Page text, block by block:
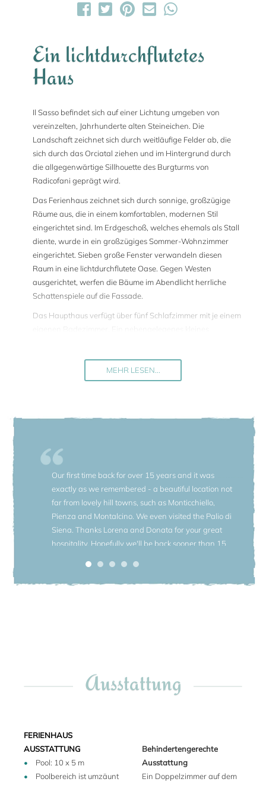
Ein lichtdurchflutetes
Haus
Il Sasso befindet sich auf einer Lichtung umgeben von
vereinzelten, Jahrhunderte alten Steineichen. Die
Landschaft zeichnet sich durch weitläufige Felder ab, die
sich durch das Orciatal ziehen und im Hintergrund durch
die allgegenwärtige Sillhouette des Burgturms von
Radicofani geprägt wird.
Das Ferienhaus zeichnet sich durch sonnige, großzügige
Räume aus, die in einem komfortablen, modernen Stil
eingerichtet sind. Im Erdgeschoß, welches ehemals als Stall
diente, wurde in ein großzügiges Sommer-Wohnzimmer
eingerichtet. Sieben große Fenster verwandeln diesen
Raum in eine lichtdurchflutete Oase. Gegen Westen
ausgerichtet, werfen die Bäume im Abendlicht herrliche
Schattenspiele auf die Fassade.
Das Haupthaus verfügt über fünf Schlafzimmer mit je einem
umgebaut und bietet zwei Schlafzimmer, zwei
Badezimmer, ein großes Wohnzimmer mit Kamin und eine
Der Garten wurde von dem englischen Architekten Peter
mit imposanten Steineichen und einheimischen
Obstbäumen. Eine Augenweide!
Ein langer Tisch für Mahlzeiten im Freien wird von einem
mit Kletterrosen bewachsenen Schilfdach
beschattet. Etwas weiter entfernt, befindet sich der Pool.
Sein Design führt auf die traditionellen Wäsche-Becken der
Region zurück. Eine private 2 km lange, unasphaltierte
Zufahrt führt zum Haus.
Sie Frühstück, Mittag- und Abendessen haben können, liegt
Süden der Toskana, das seit 2004 in der Liste des
UNESCO-Weltkulturerbe aufgeführt ist. Es liegt auf halbem
Weg zwischen Florenz und Rom, in guter Reichweite zu
Siena, Arezzo, Perugia, Assisi und Orvieto. Renaissance
MEHR LESEN...
Our first time back for over 15 years and it was
exactly as we remembered - a beautiful location not
far from lovely hill towns, such as Monticchiello,
Pienza and Montalcino. We even visited the Palio di
Siena. Thanks Lorena and Donata for your great
hospitality. Hopefully we'll be back sooner than 15
Ausstattung
FERIENHAUS
AUSSTATTUNG
Pool: 10 x 5 m
Poolbereich ist umzäunt
Behindertengerechte
Ausstattung
Ein Doppelzimmer auf dem